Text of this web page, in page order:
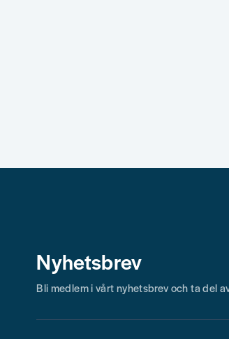
Nyhetsbrev
Bli medlem i vårt nyhetsbrev och ta del